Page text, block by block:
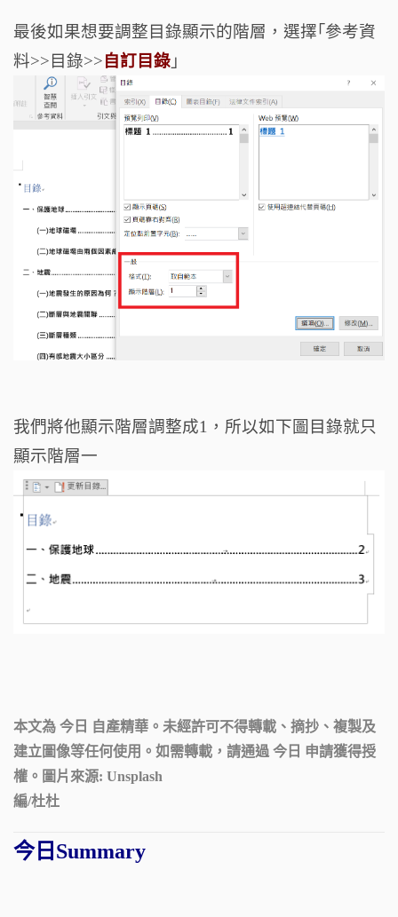
最後如果想要調整目錄顯示的階層，選擇｢參考資
料>>目錄>>自訂目錄 」
我們將他顯示階層調整成1，所以如下圖目錄就只
顯示階層一
本文為 今日 自產精華。未經許可不得轉載、摘抄、複製及
建立圖像等任何使用。如需轉載，請通過 今日 申請獲得授
權。圖片來源: Unsplash
編/杜杜
今日Summary